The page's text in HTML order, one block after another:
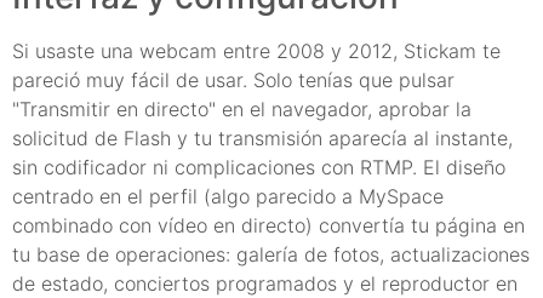
Si usaste una webcam entre 2008 y 2012, Stickam te
pareció muy fácil de usar. Solo tenías que pulsar
"Transmitir en directo" en el navegador, aprobar la
solicitud de Flash y tu transmisión aparecía al instante,
sin codificador ni complicaciones con RTMP. El diseño
centrado en el perfil (algo parecido a MySpace
combinado con vídeo en directo) convertía tu página en
tu base de operaciones: galería de fotos, actualizaciones
de estado, conciertos programados y el reproductor en